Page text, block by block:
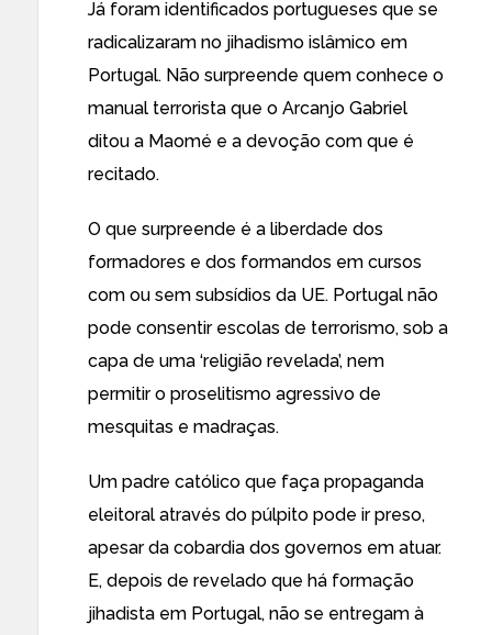
Já foram identificados portugueses que se
radicalizaram no jihadismo islâmico em
Portugal. Não surpreende quem conhece o
manual terrorista que o Arcanjo Gabriel
ditou a Maomé e a devoção com que é
recitado.
O que surpreende é a liberdade dos
formadores e dos formandos em cursos
com ou sem subsídios da UE. Portugal não
pode consentir escolas de terrorismo, sob a
capa de uma ‘religião revelada’, nem
permitir o proselitismo agressivo de
mesquitas e madraças.
Um padre católico que faça propaganda
eleitoral através do púlpito pode ir preso,
apesar da cobardia dos governos em atuar.
E, depois de revelado que há formação
jihadista em Portugal, não se entregam à